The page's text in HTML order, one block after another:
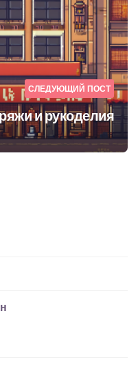
СЛЕДУЮЩИЙ ПОСТ
и рукоделия